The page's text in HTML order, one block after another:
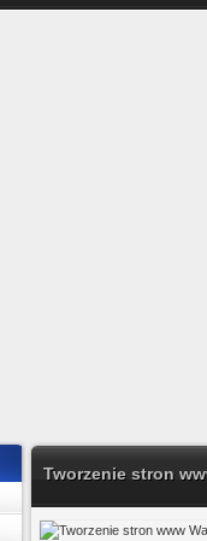
Tworzenie stron